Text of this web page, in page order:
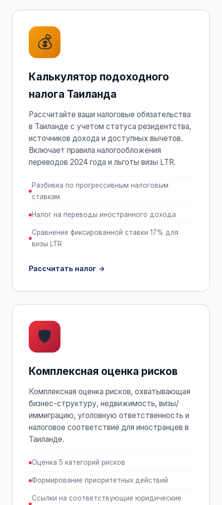
💰
Калькулятор подоходного
налога Таиланда
Рассчитайте ваши налоговые обязательства
в Таиланде с учетом статуса резидентства,
источников дохода и доступных вычетов.
Включает правила налогообложения
переводов 2024 года и льготы визы LTR.
Разбивка по прогрессивным налоговым
ставкам
Налог на переводы иностранного дохода
Сравнение фиксированной ставки 17% для
визы LTR
Рассчитать налог
🛡
Комплексная оценка рисков
Комплексная оценка рисков, охватывающая
бизнес-структуру, недвижимость, визы/
иммиграцию, уголовную ответственность и
налоговое соответствие для иностранцев в
Таиланде.
Оценка 5 категорий рисков
Формирование приоритетных действий
Ссылки на соответствующие юридические